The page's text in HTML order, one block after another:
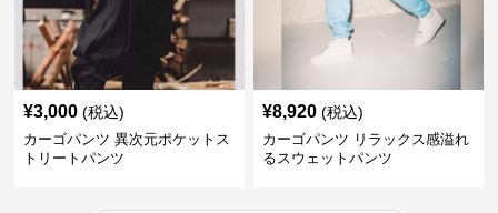
¥3,000 (税込)
カーゴパンツ 異次元ポケットス
トリートパンツ
¥8,920 (税込)
カーゴパンツ リラックス感溢れ
るスウェットパンツ